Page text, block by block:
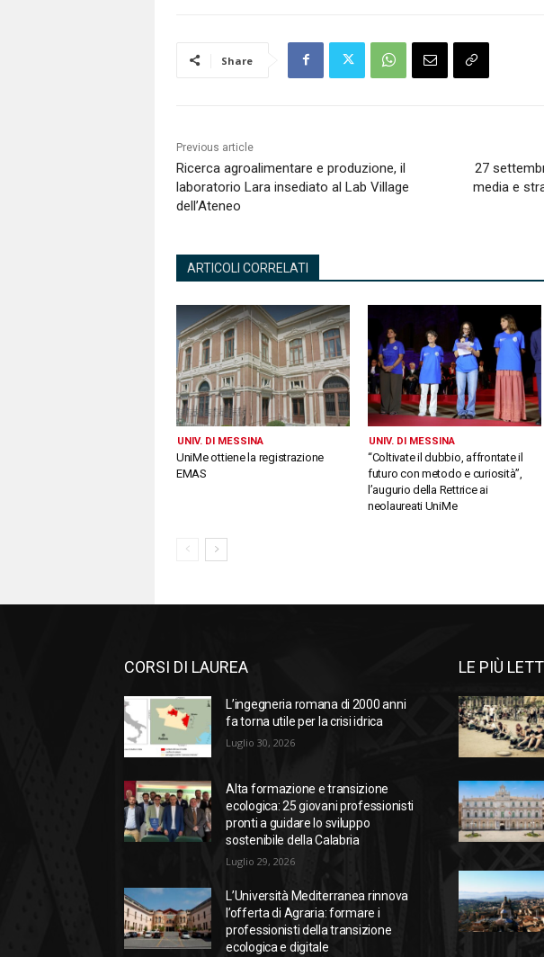
Share
Previous article
Ricerca agroalimentare e produzione, il
laboratorio Lara insediato al Lab Village
dell’Ateneo
27
media e
ARTICOLI CORRELATI
UNIV. DI MESSINA
UniMe ottiene la registrazione
EMAS
UNIV. DI MESSINA
“Coltivate il dubbio, affrontate il
futuro con metodo e curiosità”,
l’augurio della Rettrice ai
neolaureati UniMe
CORSI DI LAUREA
L’ingegneria romana di 2000 anni
fa torna utile per la crisi idrica
Luglio 30, 2026
Alta formazione e transizione
ecologica: 25 giovani professionisti
pronti a guidare lo sviluppo
sostenibile della Calabria
Luglio 29, 2026
L’Università Mediterranea rinnova
l’offerta di Agraria: formare i
professionisti della transizione
ecologica e digitale
LE PIÙ